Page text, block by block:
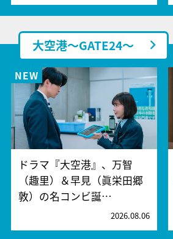
大空港～GATE24～
ドラマ『大空港』、万智
（趣里）＆早見（眞栄田郷
敦）の名コンビ誕…
2026.08.06